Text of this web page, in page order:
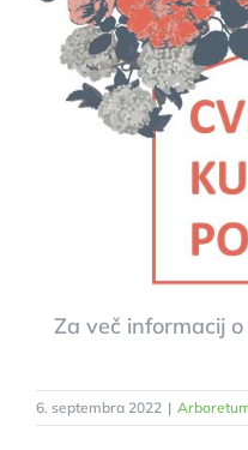
Za več informacij
6. septembra 2022 |